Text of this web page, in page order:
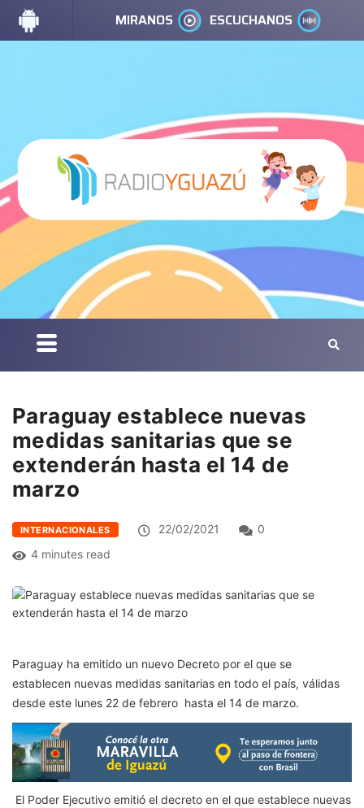
MIRANOS ESCUCHANOS
Paraguay establece nuevas
medidas sanitarias que se
extenderán hasta el 14 de
marzo
INTERNACIONALES 22/02/2021
0
4 minutes read
Paraguay ha emitido un nuevo Decreto por el que se
establecen nuevas medidas sanitarias en todo el país, válidas
desde este lunes 22 de febrero hasta el 14 de marzo.
El Poder Ejecutivo emitió el decreto en el que establece nuevas